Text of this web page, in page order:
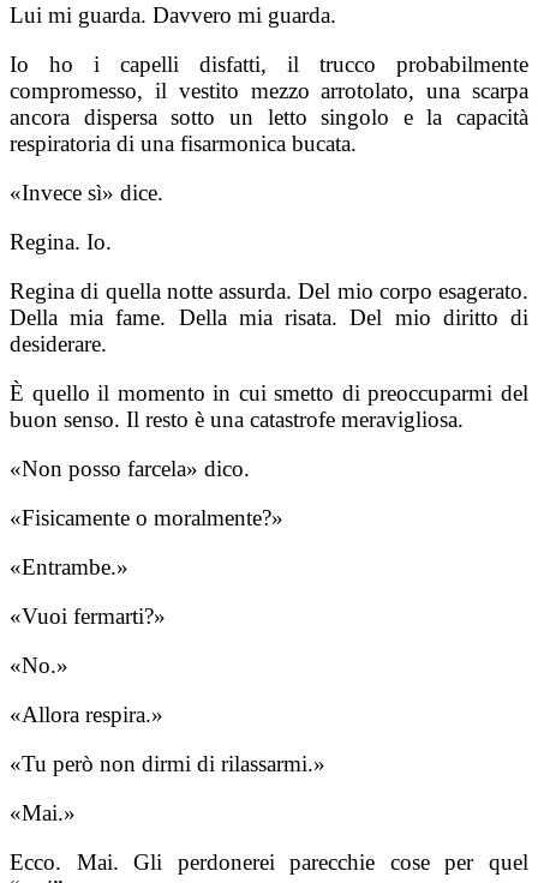
Lui mi guarda. Davvero mi guarda.
Io ho i capelli disfatti, il trucco probabilmente
compromesso, il vestito mezzo arrotolato, una scarpa
ancora dispersa sotto un letto singolo e la capacità
respiratoria di una fisarmonica bucata.
«Invece sì» dice.
Regina. Io.
Regina di quella notte assurda. Del mio corpo esagerato.
Della mia fame. Della mia risata. Del mio diritto di
desiderare.
È quello il momento in cui smetto di preoccuparmi del
buon senso. Il resto è una catastrofe meravigliosa.
«Non posso farcela» dico.
«Fisicamente o moralmente?»
«Entrambe.»
«Vuoi fermarti?»
«No.»
«Allora respira.»
«Tu però non dirmi di rilassarmi.»
«Mai.»
Ecco. Mai. Gli perdonerei parecchie cose per quel